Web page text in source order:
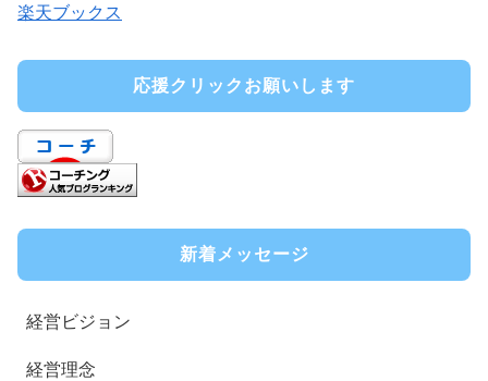
楽天ブックス
応援クリックお願いします
新着メッセージ
経営ビジョン
経営理念